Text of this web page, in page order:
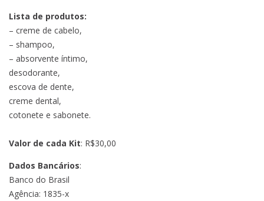
Lista de produtos:
– creme de cabelo,
– shampoo,
– absorvente íntimo,
desodorante,
escova de dente,
creme dental,
cotonete e sabonete.
Valor de cada Kit: R$30,00
Dados Bancários:
Banco do Brasil
Agência: 1835-x